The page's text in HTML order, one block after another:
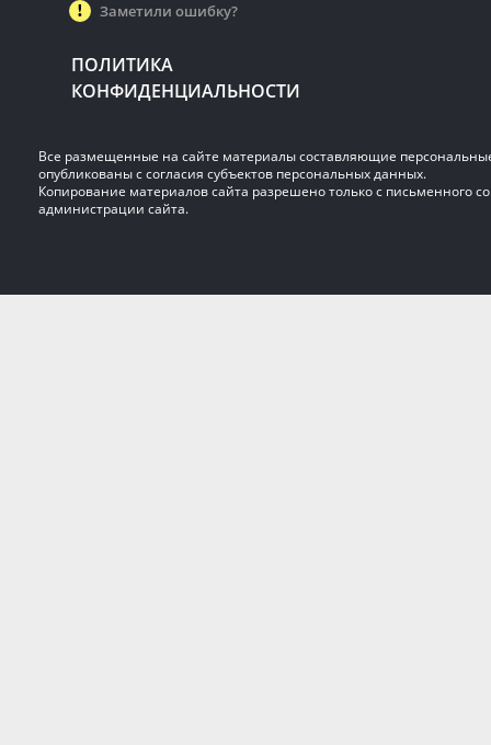
Заметили ошибку?
ПОЛИТИКА
КОНФИДЕНЦИАЛЬНОСТИ
Все размещенные на сайте материалы составляющие
опубликованы с согласия субъектов персональных данных.
Копирование материалов сайта разрешено только с письменного
администрации сайта.